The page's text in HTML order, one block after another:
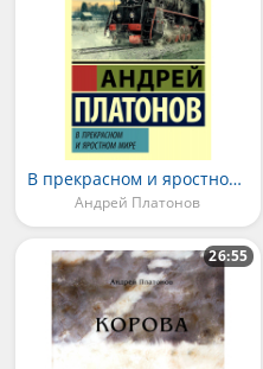
В прекрасном и яростном мире
Андрей Платонов
26:55